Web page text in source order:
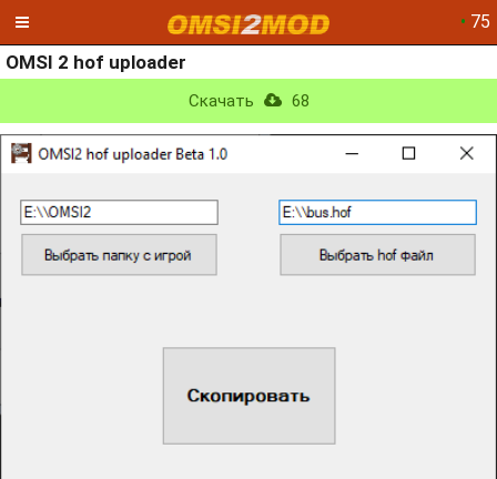
• 75
OMSI 2 hof uploader
Скачать 68